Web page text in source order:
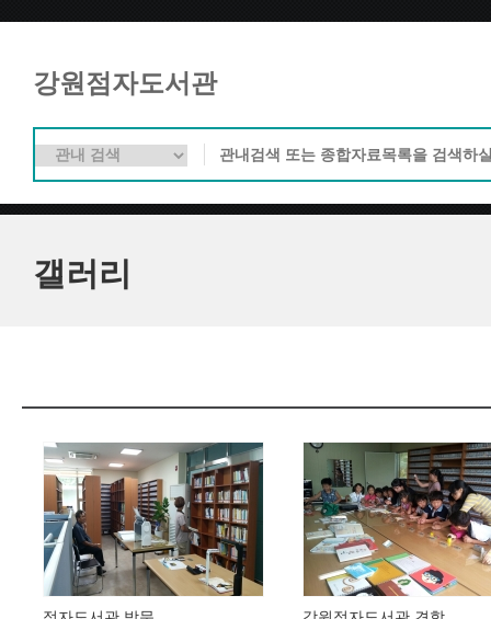
강원점자도서관
갤러리